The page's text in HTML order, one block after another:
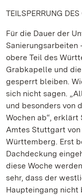
TEILSPERRUNG
Für die Dauer der
Sanierungsarbeiten
obere Teil des
Grabkapelle und
gesperrt bleiben.
sich nicht sagen.
und besonders von
Wochen ab“,
Amtes Stuttgart von
Württemberg. Erst
Dachdeckung
diese Woche
sehr, dass der
Haupteingang nicht